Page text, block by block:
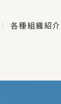
各種組織紹介